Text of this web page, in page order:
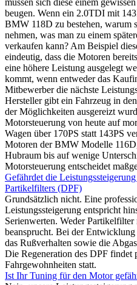
beugen. Wenn ein 2.0TDI mit
BMW 118D zu bestehen, warum
nehmen, was man zu einem
verkaufen kann? Am Beispiel
eindeutig, dass die Motoren
eine höhere Leistung ausgelegt
kommt, wenn entweder das
Mitbewerber die nächste
Hersteller gibt ein Fahrzeug in
der Möglichkeiten ausgereizt
Motorsteuerung von heute auf
Wagen über 170PS statt 143PS
Motoren der BMW Modelle
Hubraum bis auf wenige
Motorsteuerung entscheidet
Gefährdet die
Partikelfilters (DPF)
Grundsätzlich nicht. Eine
Leistungssteigerung entspricht
Serienwerten. Weder
beansprucht. Bei der
das Rußverhalten sowie die
Die Regeneration des DPF
Fahrgewohnheiten statt.
Ist Ihr Tuning für den Motor